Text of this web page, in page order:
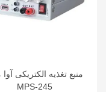
منبع تغذیه الکتریکی
MPS-245